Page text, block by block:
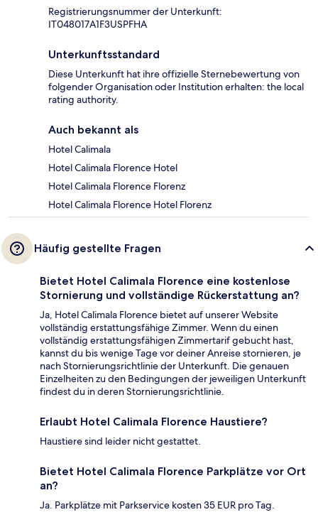
Registrierungsnummer der Unterkunft:
IT048017A1F3USPFHA
Unterkunftsstandard
Diese Unterkunft hat ihre offizielle Sternebewertung von
folgender Organisation oder Institution erhalten: the local
rating authority.
Auch bekannt als
Hotel Calimala
Hotel Calimala Florence Hotel
Hotel Calimala Florence Florenz
Hotel Calimala Florence Hotel Florenz
Häufig gestellte Fragen
Bietet Hotel Calimala Florence eine kostenlose
Stornierung und vollständige Rückerstattung an?
Ja, Hotel Calimala Florence bietet auf unserer Website
vollständig erstattungsfähige Zimmer. Wenn du einen
vollständig erstattungsfähigen Zimmertarif gebucht hast,
kannst du bis wenige Tage vor deiner Anreise stornieren, je
nach Stornierungsrichtlinie der Unterkunft. Die genauen
Einzelheiten zu den Bedingungen der jeweiligen Unterkunft
findest du in deren Stornierungsrichtlinie.
Erlaubt Hotel Calimala Florence Haustiere?
Haustiere sind leider nicht gestattet.
Bietet Hotel Calimala Florence Parkplätze vor Ort
an?
Ja. Parkplätze mit Parkservice kosten 35 EUR pro Tag.